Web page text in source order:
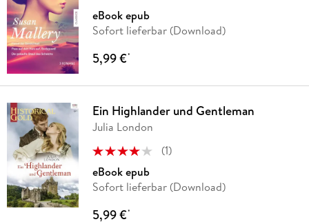
eBook epub
Sofort lieferbar (Download)
5,99 €*
Ein Highlander und Gentleman
Julia London
(1)
eBook epub
Sofort lieferbar (Download)
5,99 €*